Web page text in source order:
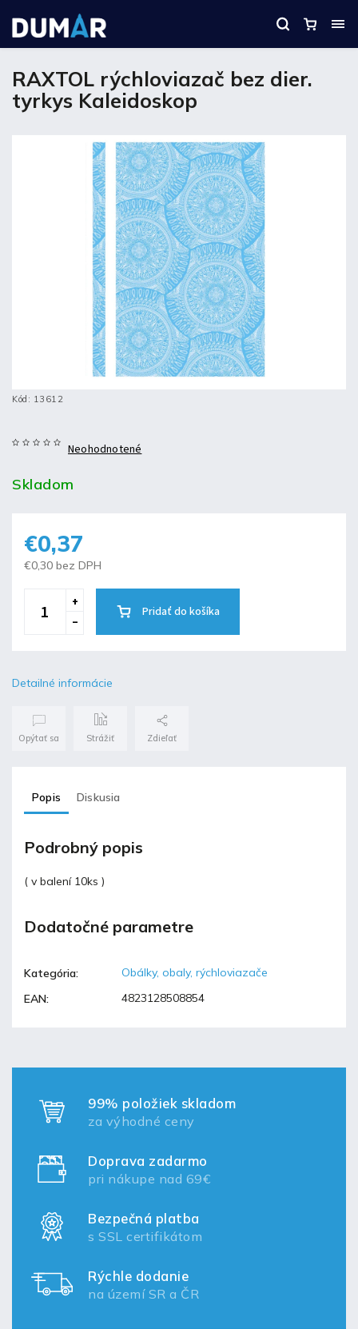
RAXTOL rýchloviazač bez dier.
tyrkys Kaleidoskop
Kód: 13612
Neohodnotené
Skladom
€0,37
€0,30 bez DPH
Pridať do košíka
Detailné informácie
Opýtať sa Strážiť Zdieľať
Popis Diskusia
Podrobný popis
( v balení 10ks )
Dodatočné parametre
Kategória:
Obálky, obaly, rýchloviazače
EAN: 4823128508854
99% položiek skladom
za výhodné ceny
Doprava zadarmo
pri nákupe nad 69€
Bezpečná platba
s SSL certifikátom
Rýchle dodanie
na území SR a ČR